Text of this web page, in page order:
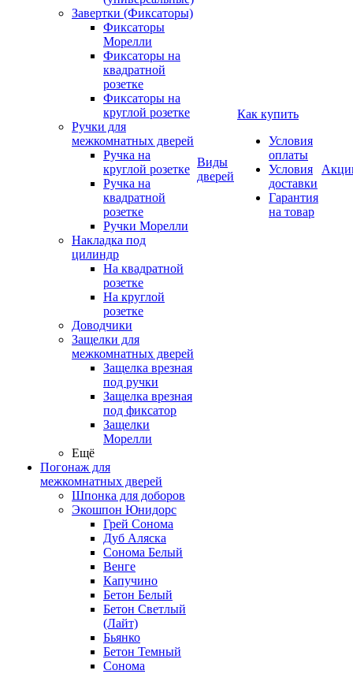
Завертки (Фиксаторы)
Фиксаторы
Морелли
Фиксаторы на
квадратной
розетке
Фиксаторы на
круглой розетке
Ручки для
межкомнатных дверей
Ручка на
круглой розетке
Ручка на
квадратной
розетке
Ручки Морелли
Накладка под
цилиндр
На квадратной
розетке
На круглой
розетке
Доводчики
Защелки для
межкомнатных дверей
Защелка врезная
под ручки
Защелка врезная
под фиксатор
Защелки
Морелли
Ещё
Погонаж для
межкомнатных дверей
Шпонка для доборов
Экошпон Юнидорс
Грей Сонома
Дуб Аляска
Сонома Белый
Венге
Капучино
Бетон Белый
Бетон Светлый
(Лайт)
Бьянко
Бетон Темный
Сонома
Виды
дверей
Как купить
Условия
оплаты
Условия
доставки
Гарантия
на товар